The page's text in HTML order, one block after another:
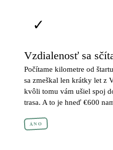
✓
Vzdialenosť sa
Počítame kilometre od
sa zmeškal len krátky let z
kvôli tomu vám ušiel spoj
trasa. A to je hneď €600
ÁNO